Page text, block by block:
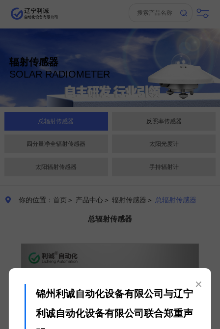
×
锦州利诚自动化设备有限公司与辽宁
利诚自动化设备有限公司联合郑重声
辐射传感器
SOLAR RADIOMETER
总辐射传感器 反照率传感器
四分量净全辐射传感器 太阳光度计
太阳辐射传感器 手持辐射计
 你的位置：首页 ＞ 产品中心＞ 辐射传感器 ＞ 总辐射传感器
总辐射传感器